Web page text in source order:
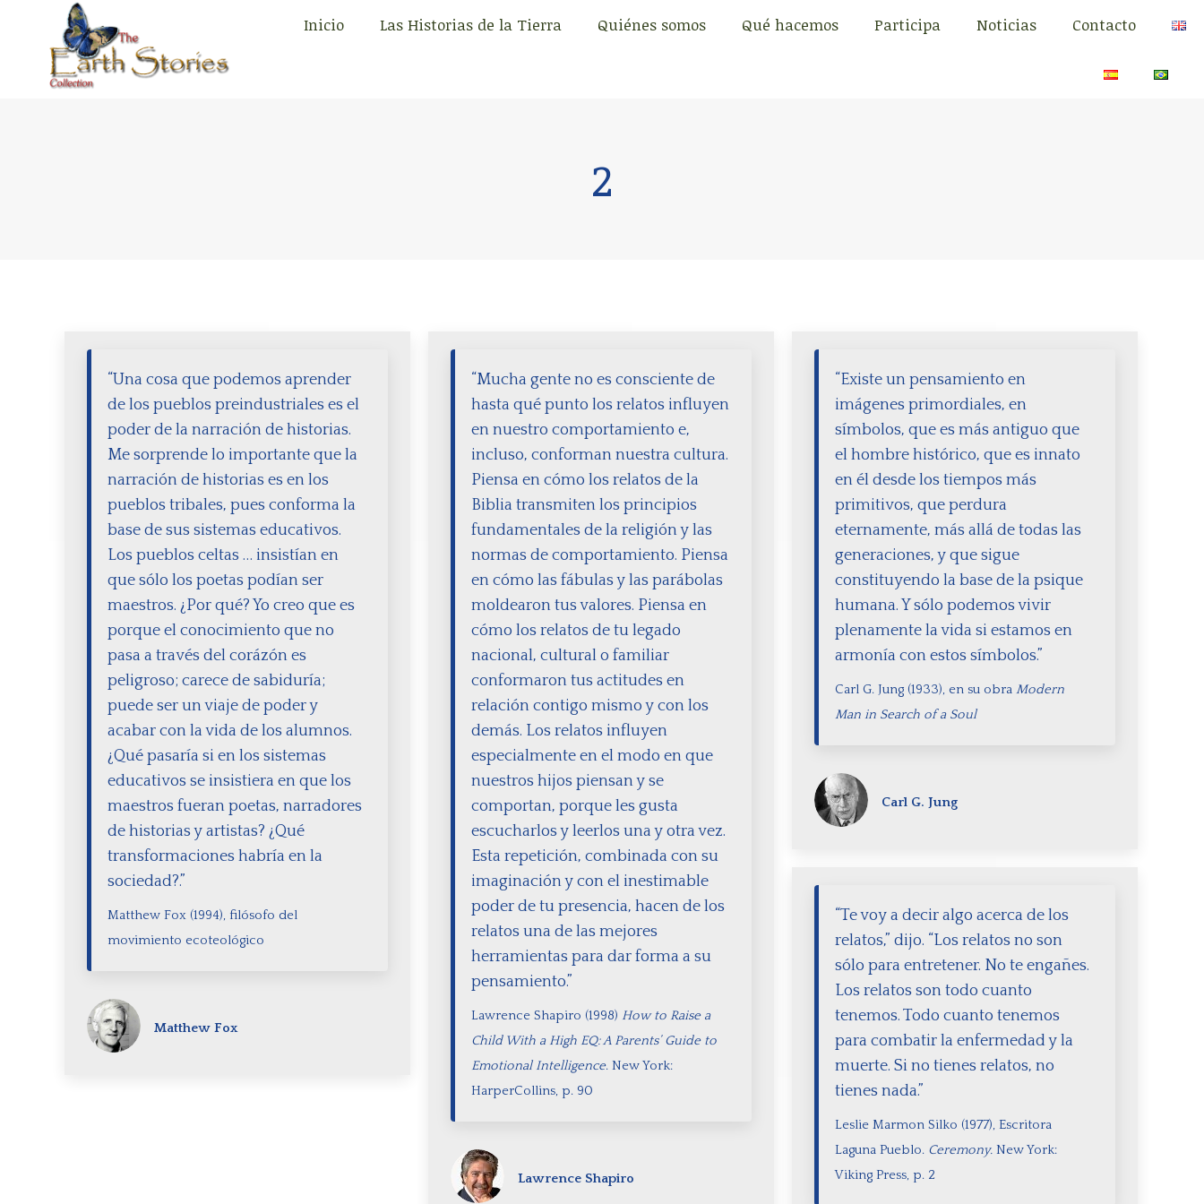
Inicio Las Historias de la Tierra Quiénes somos Qué hacemos Participa Noticias Contacto
2
“Una cosa que podemos aprender
de los pueblos preindustriales es el
poder de la narración de historias.
Me sorprende lo importante que la
narración de historias es en los
pueblos tribales, pues conforma la
base de sus sistemas educativos.
Los pueblos celtas … insistían en
que sólo los poetas podían ser
maestros. ¿Por qué? Yo creo que es
porque el conocimiento que no
pasa a través del corázón es
peligroso; carece de sabiduría;
puede ser un viaje de poder y
acabar con la vida de los alumnos.
¿Qué pasaría si en los sistemas
educativos se insistiera en que los
maestros fueran poetas, narradores
de historias y artistas? ¿Qué
transformaciones habría en la
sociedad?.”
Matthew Fox (1994), filósofo del
movimiento ecoteológico
Matthew Fox
“Mucha gente no es consciente de
hasta qué punto los relatos influyen
en nuestro comportamiento e,
incluso, conforman nuestra cultura.
Piensa en cómo los relatos de la
Biblia transmiten los principios
fundamentales de la religión y las
normas de comportamiento. Piensa
en cómo las fábulas y las parábolas
moldearon tus valores. Piensa en
cómo los relatos de tu legado
nacional, cultural o familiar
conformaron tus actitudes en
relación contigo mismo y con los
demás. Los relatos influyen
especialmente en el modo en que
nuestros hijos piensan y se
comportan, porque les gusta
escucharlos y leerlos una y otra vez.
Esta repetición, combinada con su
imaginación y con el inestimable
poder de tu presencia, hacen de los
relatos una de las mejores
herramientas para dar forma a su
pensamiento.”
Lawrence Shapiro (1998) How to Raise a
Child With a High EQ: A Parents’ Guide to
Emotional Intelligence. New York:
HarperCollins, p. 90
Lawrence Shapiro
“Existe un pensamiento en
imágenes primordiales, en
símbolos, que es más antiguo que
el hombre histórico, que es innato
en él desde los tiempos más
primitivos, que perdura
eternamente, más allá de todas las
generaciones, y que sigue
constituyendo la base de la psique
humana. Y sólo podemos vivir
plenamente la vida si estamos en
armonía con estos símbolos.”
Carl G. Jung (1933), en su obra Modern
Man in Search of a Soul
Carl G. Jung
“Te voy a decir algo acerca de los
relatos,” dijo. “Los relatos no son
sólo para entretener. No te engañes.
Los relatos son todo cuanto
tenemos. Todo cuanto tenemos
para combatir la enfermedad y la
muerte. Si no tienes relatos, no
tienes nada.”
Leslie Marmon Silko (1977), Escritora
Laguna Pueblo. Ceremony.New York:
Viking Press, p. 2
Inicio Las Historias de la Tierra Quiénes somos Qué hacemos Participa Noticias Contacto